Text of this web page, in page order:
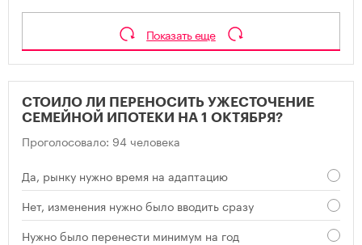
Показать еще
СТОИЛО ЛИ ПЕРЕНОСИТЬ УЖЕСТОЧЕНИЕ
СЕМЕЙНОЙ ИПОТЕКИ НА 1 ОКТЯБРЯ?
Проголосовало: 94 человека
Да, рынку нужно время на адаптацию
Нет, изменения нужно было вводить сразу
Нужно было перенести минимум на год